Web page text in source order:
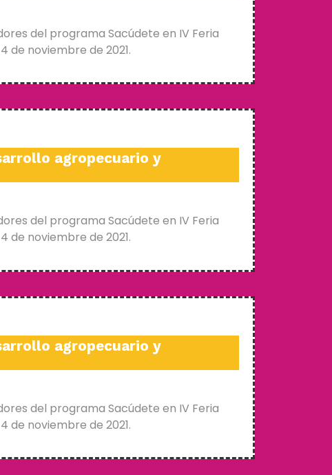
del programa Sacúdete en IV Feria
de noviembre de 2021.
agropecuario y
del programa Sacúdete en IV Feria
de noviembre de 2021.
agropecuario y
del programa Sacúdete en IV Feria
de noviembre de 2021.